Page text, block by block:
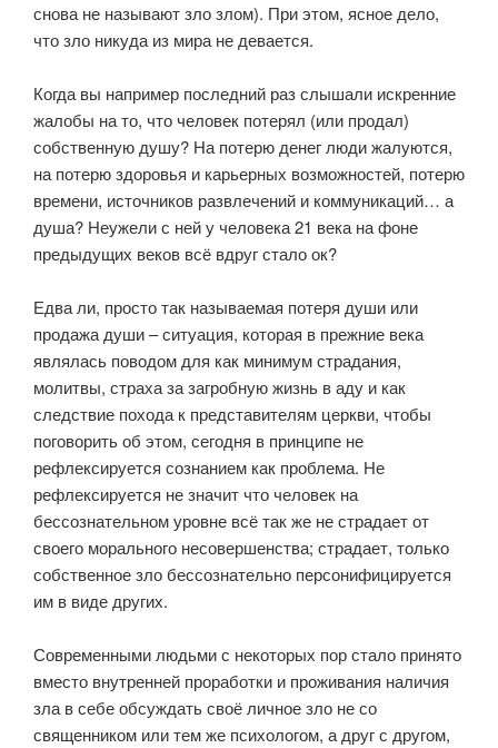
снова не называют зло злом). При этом, ясное дело,
что зло никуда из мира не девается.
Когда вы например последний раз слышали искренние
жалобы на то, что человек потерял (или продал)
собственную душу? На потерю денег люди жалуются,
на потерю здоровья и карьерных возможностей, потерю
времени, источников развлечений и коммуникаций… а
душа? Неужели с ней у человека 21 века на фоне
предыдущих веков всё вдруг стало ок?
Едва ли, просто так называемая потеря души или
продажа души – ситуация, которая в прежние века
являлась поводом для как минимум страдания,
молитвы, страха за загробную жизнь в аду и как
следствие похода к представителям церкви, чтобы
поговорить об этом, сегодня в принципе не
рефлексируется сознанием как проблема. Не
рефлексируется не значит что человек на
бессознательном уровне всё так же не страдает от
своего морального несовершенства; страдает, только
собственное зло бессознательно персонифицируется
им в виде других.
Современными людьми с некоторых пор стало принято
вместо внутренней проработки и проживания наличия
зла в себе обсуждать своё личное зло не со
священником или тем же психологом, а друг с другом,